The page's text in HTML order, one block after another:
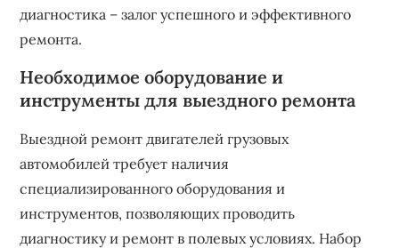
диагностика – залог успешного и эффективного
ремонта.
Необходимое оборудование и
инструменты для выездного ремонта
Выездной ремонт двигателей грузовых
автомобилей требует наличия
специализированного оборудования и
инструментов, позволяющих проводить
диагностику и ремонт в полевых условиях. Набор